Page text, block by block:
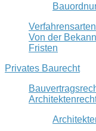
Von der
Fristen
Privates Baurecht